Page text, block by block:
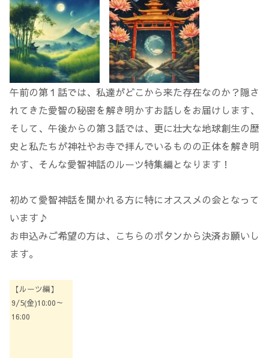
午前の第１話では、私達がどこから来た存在なのか？隠さ
れてきた愛智の秘密を解き明かすお話しをお届けします、
そして、午後からの第３話では、更に壮大な地球創生の歴
史と私たちが神社やお寺で拝んでいるものの正体を解き明
かす、そんな愛智神話のルーツ特集編となります！
初めて愛智神話を聞かれる方に特にオススメの会となって
います♪
お申込みご希望の方は、こちらのボタンから決済お願いし
ます。
【ルーツ編】
9/5(金)10:00～
16:00